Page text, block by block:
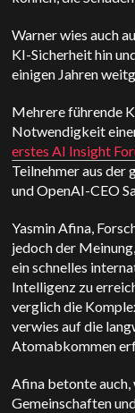
Warner wies auch
KI-Sicherheit hin
einigen Jahren
Mehrere führende
Notwendigkeit
erstes AI Insight
Teilnehmer aus der
und OpenAI-CEO
Yasmin Afina,
jedoch der
ein schnelles
Intelligenz zu
verglich die
verwies auf die
Atomabkommen
Afina betonte
Gemeinschaften